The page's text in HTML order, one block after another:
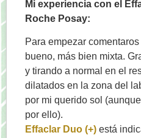
Mi experiencia con el
Roche Posay:
Para empezar
bueno, más bien mixta.
y tirando a normal en el
dilatados en la zona del
por mi querido sol
por ello).
Effaclar Duo (+) está